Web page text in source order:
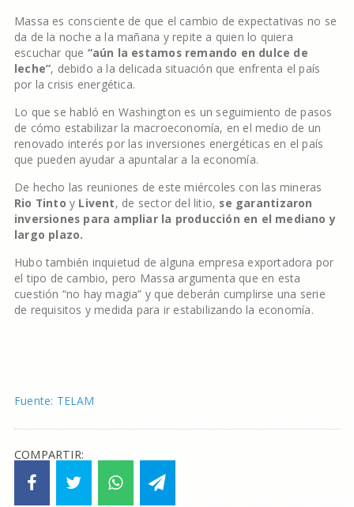
Massa es consciente de que el cambio de expectativas no se
da de la noche a la mañana y repite a quien lo quiera
escuchar que “aún la estamos remando en dulce de
leche”, debido a la delicada situación que enfrenta el país
por la crisis energética.
Lo que se habló en Washington es un seguimiento de pasos
de cómo estabilizar la macroeconomía, en el medio de un
renovado interés por las inversiones energéticas en el país
que pueden ayudar a apuntalar a la economía.
De hecho las reuniones de este miércoles con las mineras
Rio Tinto y Livent, de sector del litio, se garantizaron
inversiones para ampliar la producción en el mediano y
largo plazo.
Hubo también inquietud de alguna empresa exportadora por
el tipo de cambio, pero Massa argumenta que en esta
cuestión “no hay magia” y que deberán cumplirse una serie
de requisitos y medida para ir estabilizando la economía.
Fuente: TELAM
COMPARTIR: